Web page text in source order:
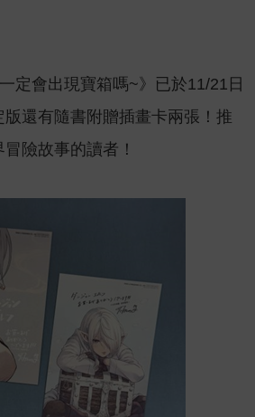
定會出現寶箱嗎~》已於11/21日
還有隨書附贈插畫卡兩張！推
險故事的讀者！